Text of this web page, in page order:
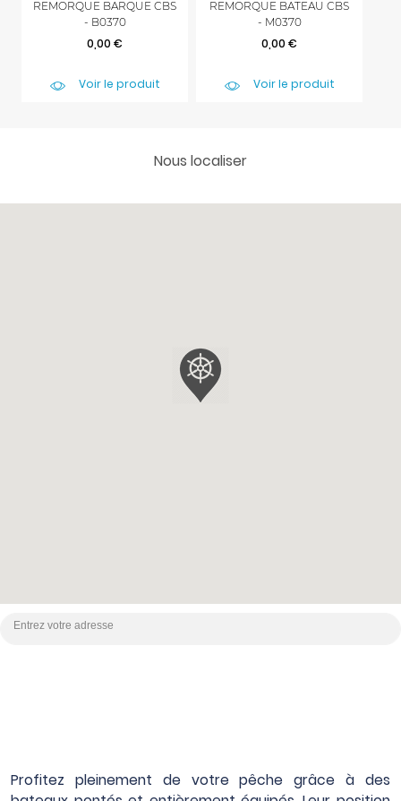
Voir le produit
REMORQUE BARQUE CBS
- B0370
Prix
0,00 €
Voir le produit
REMORQUE BATEAU CBS
- M0370
Prix
0,00 €
Nous localiser
Profitez pleinement de votre pêche grâce à des